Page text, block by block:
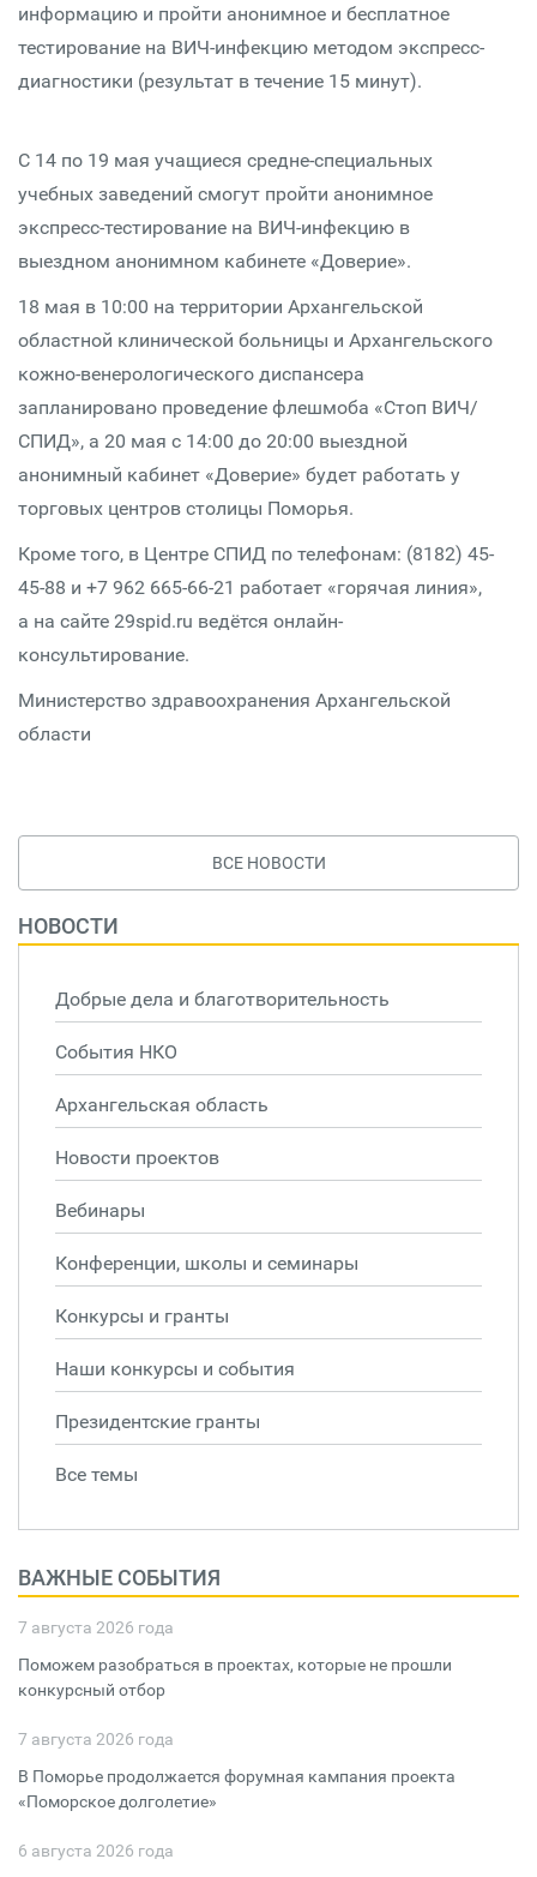
информацию и пройти анонимное и бесплатное
тестирование на ВИЧ-инфекцию методом экспресс-
диагностики (результат в течение 15 минут).
С 14 по 19 мая учащиеся средне-специальных
учебных заведений смогут пройти анонимное
экспресс-тестирование на ВИЧ-инфекцию в
выездном анонимном кабинете «Доверие».
18 мая в 10:00 на территории Архангельской
областной клинической больницы и Архангельского
кожно-венерологического диспансера
запланировано проведение флешмоба «Стоп ВИЧ/
СПИД», а 20 мая с 14:00 до 20:00 выездной
анонимный кабинет «Доверие» будет работать у
торговых центров столицы Поморья.
Кроме того, в Центре СПИД по телефонам: (8182) 45-
45-88 и +7 962 665-66-21 работает «горячая линия»,
а на сайте 29spid.ru ведётся онлайн-
консультирование.
Министерство здравоохранения Архангельской
области
ВСЕ НОВОСТИ
НОВОСТИ
Добрые дела и благотворительность
События НКО
Архангельская область
Новости проектов
Вебинары
Конференции, школы и семинары
Конкурсы и гранты
Наши конкурсы и события
Президентские гранты
Все темы
ВАЖНЫЕ СОБЫТИЯ
7 августа 2026 года
Поможем разобраться в проектах, которые не прошли
конкурсный отбор
7 августа 2026 года
В Поморье продолжается форумная кампания проекта
«Поморское долголетие»
6 августа 2026 года